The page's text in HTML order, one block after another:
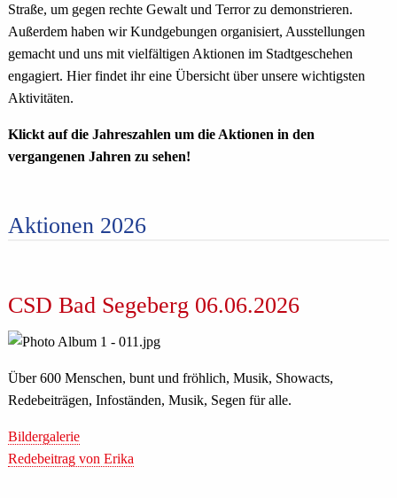
Straße, um gegen rechte Gewalt und Terror zu demonstrieren.
Außerdem haben wir Kundgebungen organisiert, Ausstellungen
gemacht und uns mit vielfältigen Aktionen im Stadtgeschehen
engagiert. Hier findet ihr eine Übersicht über unsere wichtigsten
Aktivitäten.
Klickt auf die Jahreszahlen um die Aktionen in den
vergangenen Jahren zu sehen!
Aktionen 2026
CSD Bad Segeberg 06.06.2026
Über 600 Menschen, bunt und fröhlich, Musik, Showacts,
Redebeiträgen, Infoständen, Musik, Segen für alle.
Bildergalerie
Redebeitrag von Erika